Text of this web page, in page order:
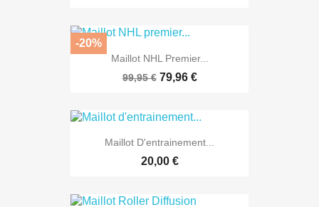
Maillot NHL Premier...
99,95 € 79,96 €
-20%
Maillot D'entrainement...
20,00 €